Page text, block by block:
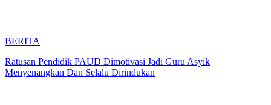
BERITA
Ratusan Pendidik PAUD Dimotivasi Jadi Guru Asyik
Menyenangkan Dan Selalu Dirindukan